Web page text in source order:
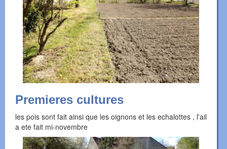
Premieres cultures
les pois sont fait ainsi que les oignons et les echalottes , l'ail
a ete fait mi-novembre